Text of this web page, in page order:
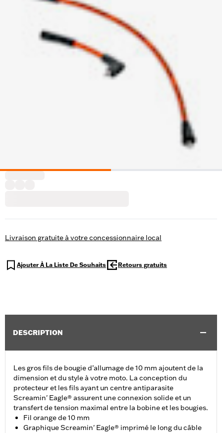
Livraison gratuite à votre concessionnaire local
Ajouter À La Liste De Souhaits Retours gratuits
DESCRIPTION
Les gros fils de bougie d’allumage de 10 mm ajoutent de la
dimension et du style à votre moto. La conception du
protecteur et les fils ayant un centre antiparasite
Screamin' Eagle® assurent une connexion solide et un
transfert de tension maximal entre la bobine et les bougies.
Fil orange de 10 mm
Graphique Screamin' Eagle® imprimé le long du câble